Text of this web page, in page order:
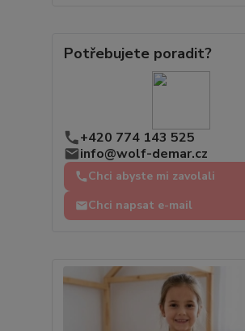
Potřebujete poradit?
+420 774 143 525
info@wolf-demar.cz
Chci abyste mi zavolali
Chci napsat e-mail